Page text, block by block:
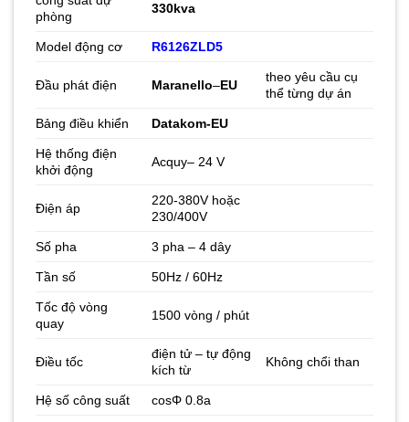
phòng
330kva
Model động cơ R6126ZLD5
Đầu phát điện Maranello–EU
theo yêu cầu cụ
thể từng dự án
Bảng điều khiển Datakom-EU
Hệ thống điện
khởi động
Acquy– 24 V
Điện áp
220-380V hoặc
230/400V
Số pha 3 pha – 4 dây
Tần số 50Hz / 60Hz
Tốc độ vòng
quay
1500 vòng / phút
Điều tốc
điện tử – tự động
kích từ
Không chổi than
Hệ số công suất cosΦ 0.8a